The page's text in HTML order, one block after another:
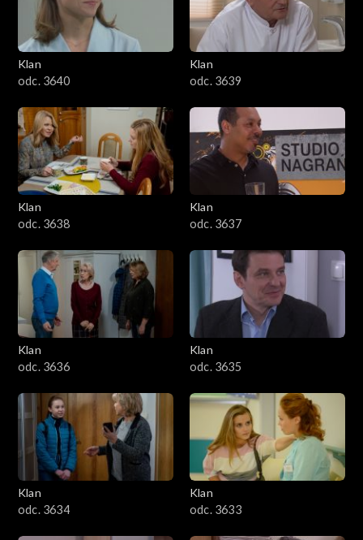
Klan
odc. 3640
Klan
odc. 3639
Klan
odc. 3638
Klan
odc. 3637
Klan
odc. 3636
Klan
odc. 3635
Klan
odc. 3634
Klan
odc. 3633